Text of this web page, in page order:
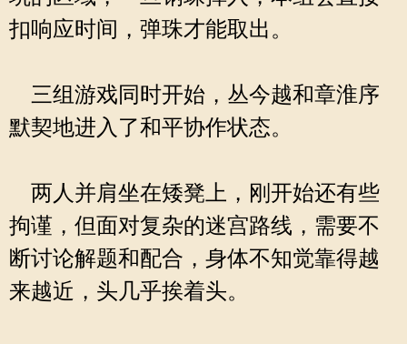
扣响应时间，弹珠才能取出。
三组游戏同时开始，丛今越和章淮序
默契地进入了和平协作状态。
两人并肩坐在矮凳上，刚开始还有些
拘谨，但面对复杂的迷宫路线，需要不
断讨论解题和配合，身体不知觉靠得越
来越近，头几乎挨着头。